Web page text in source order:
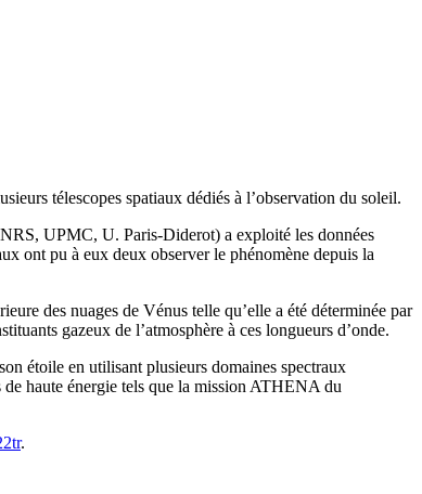
télescopes spatiaux dédiés à l’observation du soleil.
UPMC, U. Paris-Diderot) a exploité les données
ont pu à eux deux observer le phénomène depuis la
des nuages de Vénus telle qu’elle a été déterminée par
gazeux de l’atmosphère à ces longueurs d’onde.
étoile en utilisant plusieurs domaines spectraux
de haute énergie tels que la mission ATHENA du
.